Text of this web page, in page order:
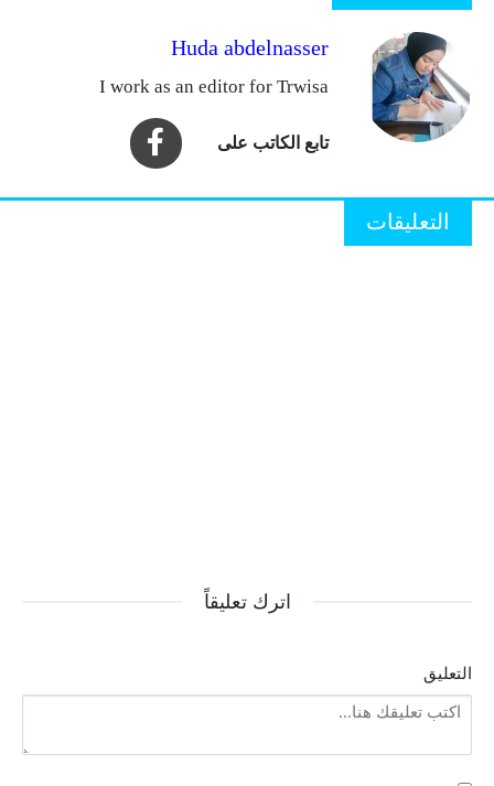
Huda abdelnasser
I work as an editor for Trwisa
التعليقات
اترك تعليقاً
التعليق